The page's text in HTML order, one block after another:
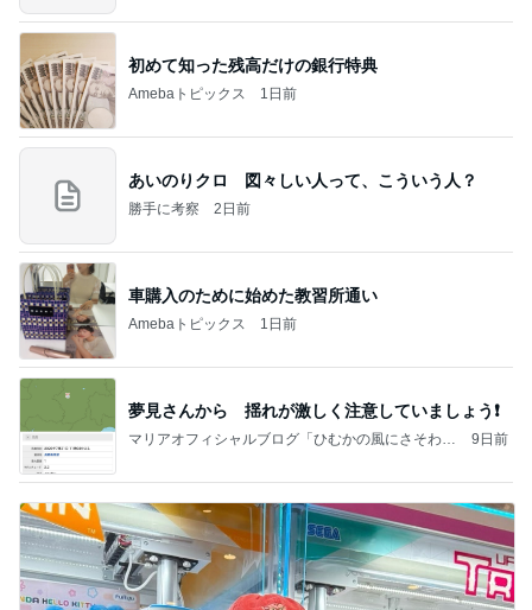
初めて知った残高だけの銀行特典
Amebaトピックス 1日前
あいのりクロ 図々しい人って、こういう人？
勝手に考察 2日前
車購入のために始めた教習所通い
Amebaトピックス 1日前
夢見さんから 揺れが激しく注意していましょう❗️
マリアオフィシャルブログ「ひむかの風にさそわれ
9日前